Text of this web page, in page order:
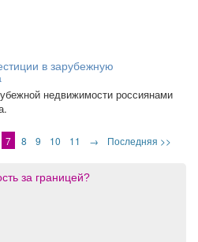
в зарубежную
недвижимости россиянами
7 8 9 10 11 → Последняя >>
за границей?